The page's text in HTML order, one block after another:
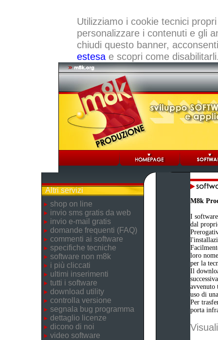
Utilizziamo i cookie tecnici
personalizzare i contenuti e gli
chiudi questo banner,
estesae scopri come
Altri servizi
shop on line
invio sms gratis da web
invio e-mail gratis
domande frequenti (FAQ)
commenti ai software
specifiche tecniche
software non m8k
i più cliccati
ultimi inserimenti
tutti i software
download utility
controlla versione
segnala bug programma
dettaglio licenze
dicono di noi
video software
M8k
I
dal
loro
per la
Il
avvenuto
uso di
Per
porta